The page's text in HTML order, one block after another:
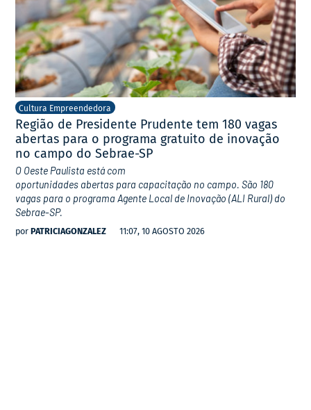
Cultura Empreendedora
Região de Presidente Prudente tem 180 vagas
abertas para o programa gratuito de inovação
no campo do Sebrae-SP
O Oeste Paulista está com
oportunidades abertas para capacitação no campo. São 180
vagas para o programa Agente Local de Inovação (ALI Rural) do
Sebrae-SP.
por PATRICIAGONZALEZ 11:07, 10 AGOSTO 2026